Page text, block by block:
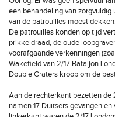
een behandeling van
van de patrouilles moest
De patrouilles konden op tijd
prikkeldraad, de oude
voorafgaande verkenningen
Wakefield van 2/17 Bataljon
Double Craters kroop om de
Aan de rechterkant bezetten de
namen 17 Duitsers gevangen